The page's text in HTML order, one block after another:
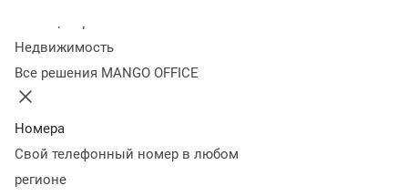
Недвижимость
Все решения MANGO OFFICE
Номера
Свой телефонный номер в любом
регионе
поддерживать
безопасность данных в
облачной телефонии
31 марта 202330 078
За последний год на рынке облачных технологий